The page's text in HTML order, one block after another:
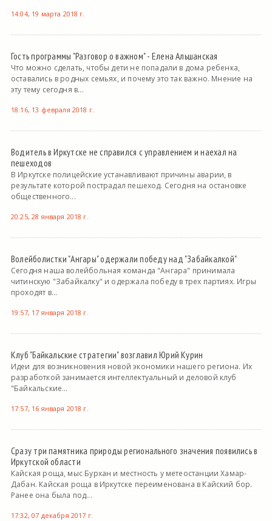
14:04, 19 марта 2018 г.
Гость программы "Разговор о важном" - Елена Альшанская
Что можно сделать, чтобы дети не попадали в дома ребенка,
оставались в родных семьях, и почему это так важно. Мнение на
эту тему сегодня в...
18:16, 13 февраля 2018 г.
Водитель в Иркутске не справился с управлением и наехал на
пешеходов
В Иркутске полицейские устанавливают причины аварии, в
результате которой пострадал пешеход. Сегодня на остановке
общественного...
20:25, 28 января 2018 г.
Волейболистки "Ангары" одержали победу над "Забайкалкой"
Сегодня наша волейбольная команда "Ангара" принимала
читинскую "Забайкалку" и одержала победу в трех партиях. Игры
проходят в...
19:57, 17 января 2018 г.
Клуб "Байкальские стратегии" возглавил Юрий Курин
Идеи для возникновения новой экономики нашего региона. Их
разработкой занимается интеллектуальный и деловой клуб
"Байкальские...
17:57, 16 января 2018 г.
Сразу три памятника природы регионального значения появились в
Иркутской области
Кайская роща, мыс Бурхан и местность у метеостанции Хамар-
Дабан. Кайская роща в Иркутске переименована в Кайский бор.
Ранее она была под...
17:32, 07 декабря 2017 г.